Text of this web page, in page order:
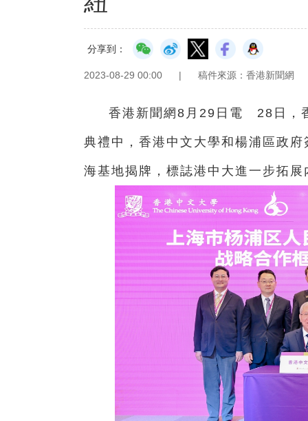
分享到：
2023-08-29 00:00 | 稿件來源：香港新聞網
香港新聞網8月29日電 28日，
典禮中，香港中文大學和楊浦區政
海基地揭牌，標誌港中大進一步拓